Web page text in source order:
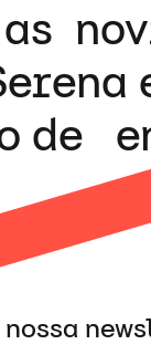
as
de